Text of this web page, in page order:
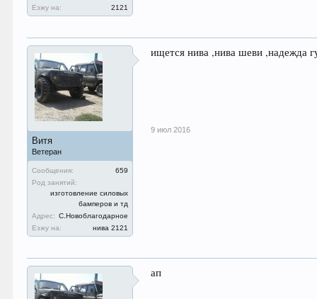
Езжу на:
2121
Витя
Ветеран
Сообщения:
659
Род занятий:
изготовление силовых
бамперов и тд
Адрес: С.Новоблагодарное
Езжу на:
нива 2121
ищется нива ,нива шеви ,надежда
9 июл 2016
ап